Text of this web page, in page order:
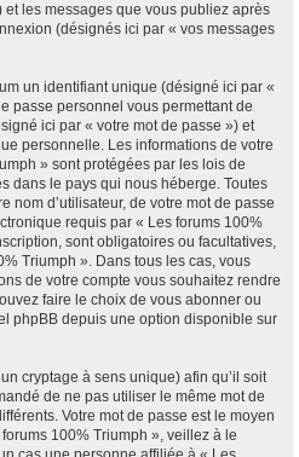
les messages que vous publiez après
(désignés ici par « vos messages
un identifiant unique (désigné ici par «
passe personnel vous permettant de
ici par « votre mot de passe ») et
personnelle. Les informations de votre
» sont protégées par les lois de
dans le pays qui nous héberge. Toutes
nom d’utilisateur, de votre mot de passe
requis par « Les forums 100%
sont obligatoires ou facultatives,
Triumph ». Dans tous les cas, vous
de votre compte vous souhaitez rendre
faire le choix de vous abonner ou
phpBB depuis une option disponible sur
cryptage à sens unique) afin qu’il soit
de ne pas utiliser le même mot de
Votre mot de passe est le moyen
100% Triumph », veillez à le